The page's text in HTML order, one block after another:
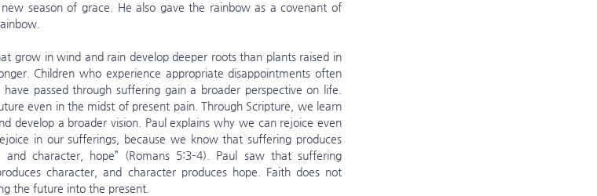
season of grace. He also gave the rainbow as a covenant of
Children who experience appropriate disappointments often
passed through suffering gain a broader perspective on life.
even in the midst of present pain. Through Scripture, we learn
develop a broader vision. Paul explains why we can rejoice even
in our sufferings, because we know that suffering produces
and character, hope” (Romans 5:3–4). Paul saw that suffering
character, and character produces hope. Faith does not
the future into the present.